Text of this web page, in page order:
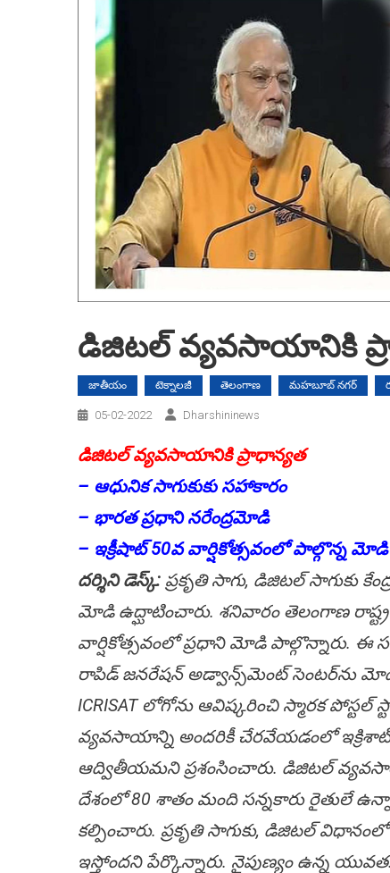
డిజిట‌ల్ వ్య‌వ‌సాయానికి
జాతీయం టెక్నాలజీ తెలంగాణ మహబూబ్ నగర్
05-02-2022 Dharshininews
డిజిట‌ల్ వ్య‌వ‌సాయానికి ప్రాధాన్య‌త‌
– ఆధునిక సాగుకుకు స‌హాకారం
– భార‌త ప్ర‌ధాని న‌రేంద్ర‌మోడి
– ఇక్రీషాట్ 50వ వార్షికోత్స‌వంలో పాల్గొన్న మోడి
ద‌ర్శిని డెస్క్: ప్ర‌కృతి సాగు, డిజిట‌ల్ సాగుకు
మోడి ఉద్ఘాటించారు. శ‌నివారం తెలంగాణ
వార్షికోత్సవంలో ప్ర‌ధాని మోడి పాల్గొన్నారు. ఈ
రాపిడ్ జనరేషన్ అడ్వాన్స్‌మెంట్ సెంటర్‌ను
ICRISAT లోగోను ఆవిష్క‌రించి స్మార‌క
వ్యవసాయాన్ని అందరికీ చేరవేయడంలో ఇక్రిశాట్
ఆద్వితీయ‌మ‌ని ప్రశంసించారు. డిజిటల్
దేశంలో 80 శాతం మంది సన్నకారు రైతులే
కల్పించారు. ప్రకృతి సాగుకు, డిజిటల్
ఇస్తోందని పేర్కొన్నారు. నైపుణ్యం ఉన్న